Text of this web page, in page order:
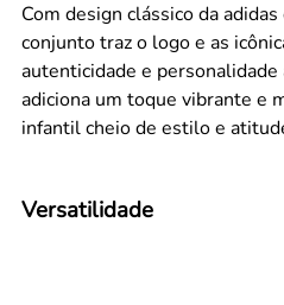
Com design clássico da
conjunto traz o logo e as
autenticidade e personalidade
adiciona um toque vibrante e
infantil cheio de estilo e
Versatilidade